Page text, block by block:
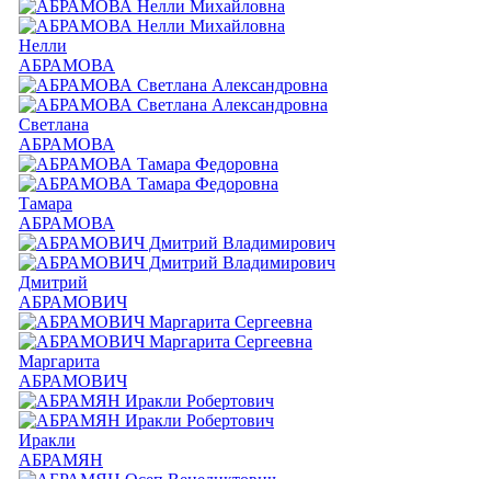
Нелли
АБРАМОВА
Светлана
АБРАМОВА
Тамара
АБРАМОВА
Дмитрий
АБРАМОВИЧ
Маргарита
АБРАМОВИЧ
Иракли
АБРАМЯН